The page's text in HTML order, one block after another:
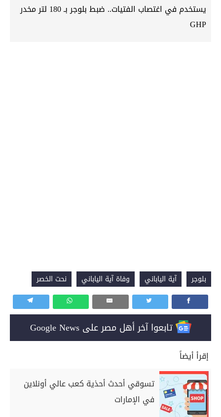
يستخدم في اغتصاب الفتيات.. ضبط بلوجر بـ 180 لتر مخدر
GHP
بلوجر آية الياباني وفاة آية الياباني نحت الخصر
تابعوا آخر أهل مصر على Google News
إقرأ أيضاً
تسوقي أحدث أحذية كعب عالي أونلاين
في الإمارات